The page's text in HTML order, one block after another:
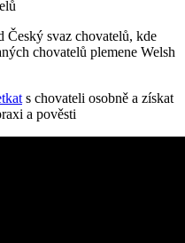
Český svaz chovatelů, kde
chovatelů plemene Welsh
s chovateli osobně a získat
a pověsti